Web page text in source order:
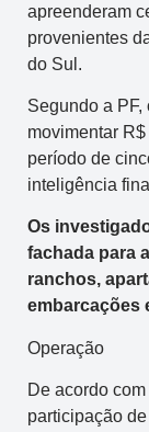
apreenderam
provenientes
do Sul.
Segundo a PF,
movimentar
período de
inteligência
Os
fachada para
ranchos,
embarcações
Operação
De acordo
participação